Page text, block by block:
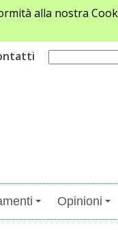
alla nostra
Opinioni